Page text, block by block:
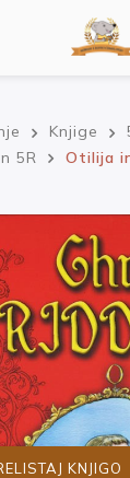
Knjige
5R
Otilija
KNJIGO